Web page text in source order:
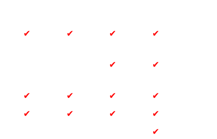
Budownictwo
Gastronomia
Marketing
Przemysł
Rozrywka
internetowe